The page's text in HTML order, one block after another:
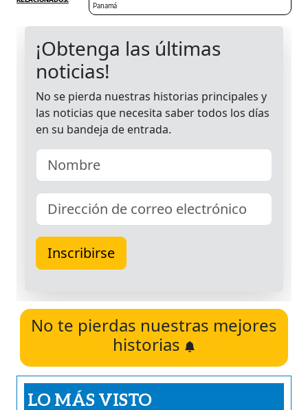
Panamá
No te pierdas nuestras mejores
historias
LO MÁS VISTO